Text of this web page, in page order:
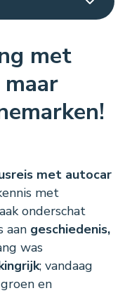
met
met autocar
met
onderschat
aan geschiedenis,
was
; vandaag
en